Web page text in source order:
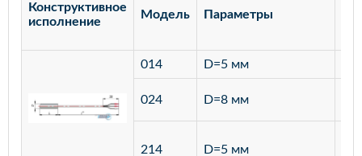
Конструктивное
исполнение
Модель Параметры
014 D=5 мм
024 D=8 мм
214 D=5 мм